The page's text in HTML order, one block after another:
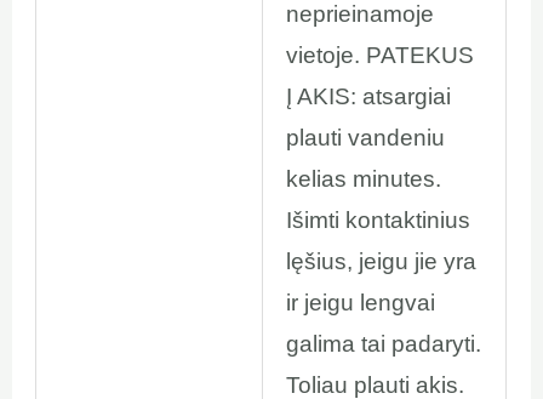
neprieinamoje
vietoje. PATEKUS
Į AKIS: atsargiai
plauti vandeniu
kelias minutes.
Išimti kontaktinius
lęšius, jeigu jie yra
ir jeigu lengvai
galima tai padaryti.
Toliau plauti akis.